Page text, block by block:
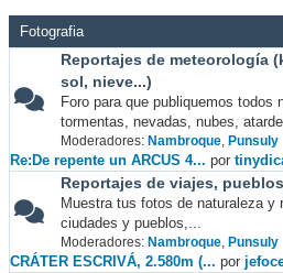
Fotografia
Reportajes de meteorología
sol, nieve...)
Foro para que publiquemos todos
tormentas, nevadas, nubes,
Moderadores: Nambroque, Punsuly
Re:De repente un ARCUS 4... por
Reportajes de viajes,
Muestra tus fotos de naturaleza
ciudades y pueblos,...
Moderadores: Nambroque, Punsuly
CRÁTER ESCRIVÁ, 2.580m (... por